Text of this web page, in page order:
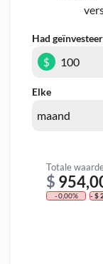
Had
Elke
$
Totale
$
- 0,00% - $